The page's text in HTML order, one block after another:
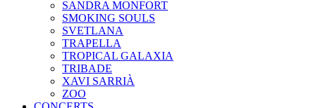
SANDRA MONFORT
SMOKING SOULS
SVETLANA
TRAPELLA
TROPICAL GALAXIA
TRIBADE
XAVI SARRIÀ
ZOO